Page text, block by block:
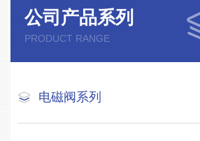
公司产品系列
PRODUCT RANGE
电磁阀系列